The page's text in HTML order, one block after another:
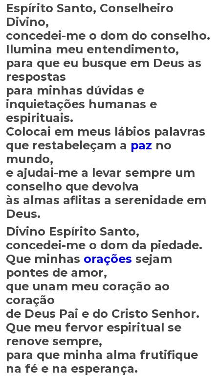
Espírito Santo, Conselheiro
Divino,
concedei-me o dom do conselho.
Ilumina meu entendimento,
para que eu busque em Deus as
respostas
para minhas dúvidas e
inquietações humanas e
espirituais.
Colocai em meus lábios palavras
que restabeleçam a paz no
mundo,
e ajudai-me a levar sempre um
conselho que devolva
às almas aflitas a serenidade em
Deus.
Divino Espírito Santo,
concedei-me o dom da piedade.
Que minhas orações sejam
pontes de amor,
que unam meu coração ao
coração
de Deus Pai e do Cristo Senhor.
Que meu fervor espiritual se
renove sempre,
para que minha alma frutifique
na fé e na esperança.